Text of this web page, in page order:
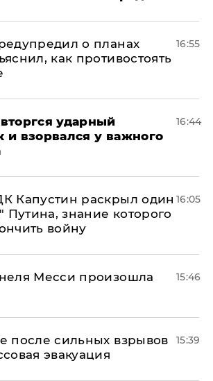
о планах
как противостоять
16:55
ударный
и взорвался у важного
16:44
Капустин раскрыл один
Путина, знание которого
войну
16:05
Месси произошла
15:46
после сильных взрывов
эвакуация
15:39